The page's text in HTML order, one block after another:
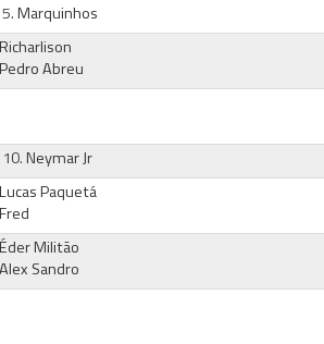
5.Marquinhos
Richarlison
Pedro Abreu
10.Neymar Jr
Lucas Paquetá
Fred
Éder Militão
Alex Sandro